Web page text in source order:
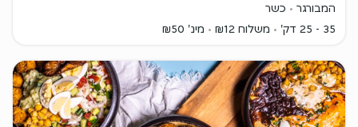
המבורגר
כשר
35 - 25 דק'
משלוח ₪12 מינ' ₪50